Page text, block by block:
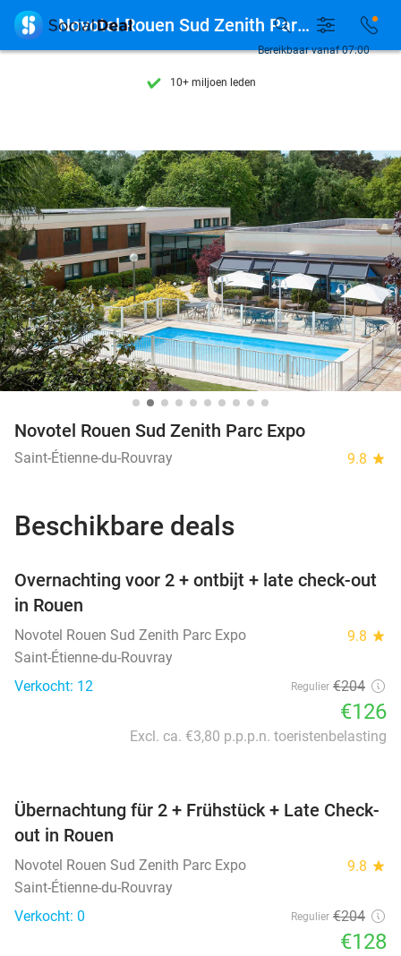
7 dagen per week beschikbaar
10+ miljoen leden
7 dagen per week beschikbaar
10+ miljoen leden
Bereikbaar vanaf 07:00
 Novotel Rouen Sud Zenith Parc Expo
Novotel Rouen Sud Zenith Parc Expo
Saint-Étienne-du-Rouvray 9.8 star
Beschikbare deals
Overnachting voor 2 + ontbijt + late check-out
in Rouen
Novotel Rouen Sud Zenith Parc Expo 9.8 star
Saint-Étienne-du-Rouvray
Verkocht: 12
Regulier €204
€126
Excl. ca. €3,80 p.p.p.n. toeristenbelasting
Übernachtung für 2 + Frühstück + Late Check-
out in Rouen
Novotel Rouen Sud Zenith Parc Expo 9.8 star
Saint-Étienne-du-Rouvray
Verkocht: 0
Regulier €204
€128